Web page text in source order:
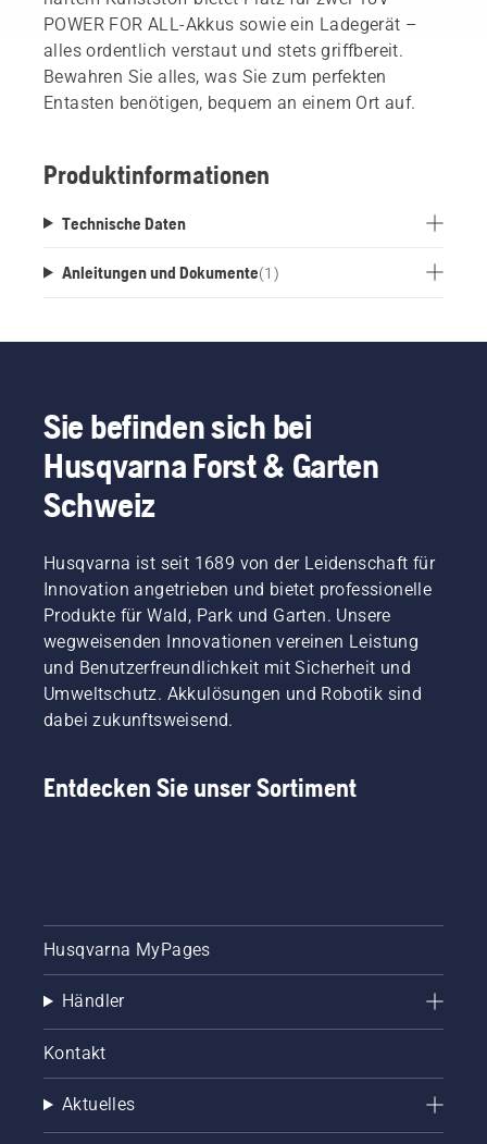
POWER FOR ALL-Akkus sowie ein Ladegerät –
alles ordentlich verstaut und stets griffbereit.
Bewahren Sie alles, was Sie zum perfekten
Entasten benötigen, bequem an einem Ort auf.
Produktinformationen
Technische Daten
Anleitungen und Dokumente(1 )
Sie befinden sich bei
Husqvarna Forst & Garten
Schweiz
Husqvarna ist seit 1689 von der Leidenschaft für
Innovation angetrieben und bietet professionelle
Produkte für Wald, Park und Garten. Unsere
wegweisenden Innovationen vereinen Leistung
und Benutzerfreundlichkeit mit Sicherheit und
Umweltschutz. Akkulösungen und Robotik sind
dabei zukunftsweisend.
Entdecken Sie unser Sortiment
Husqvarna MyPages
Händler
Kontakt
Aktuelles